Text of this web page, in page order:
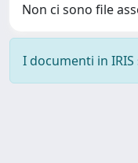
Non ci sono file
I documenti in